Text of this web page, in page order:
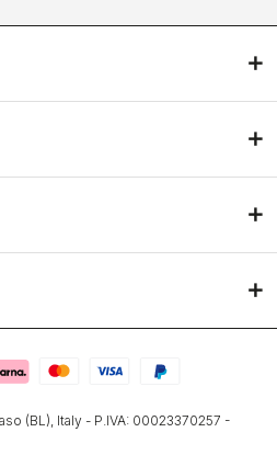
(BL), Italy - P.IVA: 00023370257 -